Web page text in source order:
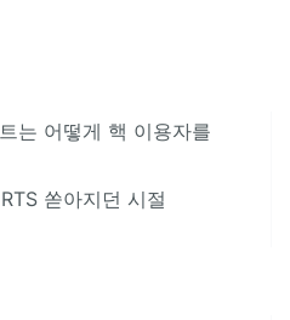
는 어떻게 핵 이용자를
쏟아지던 시절